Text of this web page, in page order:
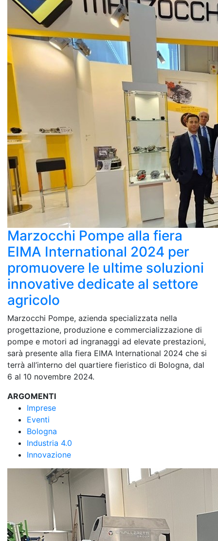
Marzocchi Pompe alla fiera
EIMA International 2024 per
promuovere le ultime soluzioni
innovative dedicate al settore
agricolo
Marzocchi Pompe, azienda specializzata nella
progettazione, produzione e commercializzazione di
pompe e motori ad ingranaggi ad elevate prestazioni,
sarà presente alla fiera EIMA International 2024 che si
terrà all’interno del quartiere fieristico di Bologna, dal
6 al 10 novembre 2024.
ARGOMENTI
Imprese
Eventi
Bologna
Industria 4.0
Innovazione